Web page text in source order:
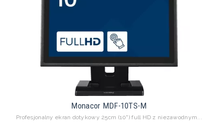
Monacor MDF-10TS-M
Profesjonalny ekran dotykowy 25cm (10") full HD z niezawodnym...